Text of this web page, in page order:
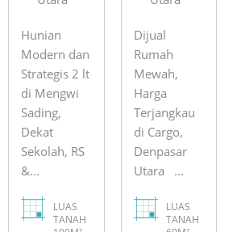
Hunian
Modern dan
Strategis 2 lt
di Mengwi
Sading,
Dekat
Sekolah, RS
&...
LUAS
TANAH
Dijual
Rumah
Mewah,
Harga
Terjangkau
di Cargo,
Denpasar
Utara ...
LUAS
TANAH